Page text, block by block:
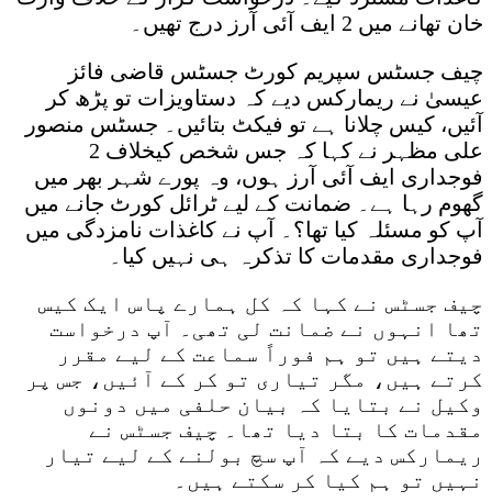
خان تھانے میں 2 ایف آئی آرز درج تھیں۔
چیف جسٹس سپریم کورٹ جسٹس قاضی فائز
عیسیٰ نے ریمارکس دیے کہ دستاویزات تو پڑھ کر
آئیں، کیس چلانا ہے تو فیکٹ بتائیں۔ جسٹس منصور
علی مظہر نے کہا کہ جس شخص کیخلاف 2
فوجداری ایف آئی آرز ہوں، وہ پورے شہر بھر میں
گھوم رہا ہے۔ ضمانت کے لیے ٹرائل کورٹ جانے میں
آپ کو مسئلہ کیا تھا؟۔ آپ نے کاغذات نامزدگی میں
فوجداری مقدمات کا تذکرہ ہی نہیں کیا۔
چیف جسٹس نے کہا کہ کل ہمارے پاس ایک کیس
تھا انہوں نے ضمانت لی تھی۔ آپ درخواست
دیتے ہیں تو ہم فوراً سماعت کے لیے مقرر
کرتے ہیں، مگر تیاری تو کر کے آئیں، جس پر
وکیل نے بتایا کہ بیان حلفی میں دونوں
مقدمات کا بتا دیا تھا۔ چیف جسٹس نے
ریمارکس دیے کہ آپ سچ بولنے کے لیے تیار
نہیں تو ہم کیا کر سکتے ہیں۔